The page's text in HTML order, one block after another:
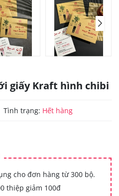
giấy Kraft hình chibi
Tình trạng: Hết hàng
cho đơn hàng từ 300 bộ.
thiệp giảm 100đ